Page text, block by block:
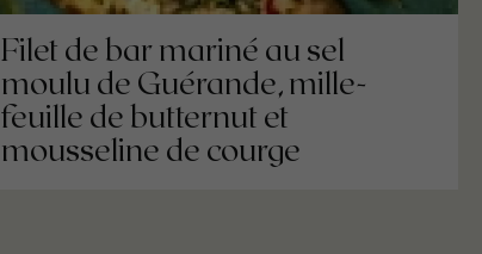
Filet de bar mariné au sel
moulu de Guérande, mille-
feuille de butternut et
mousseline de courge